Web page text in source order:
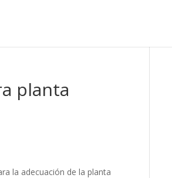
planta
la adecuación de la planta